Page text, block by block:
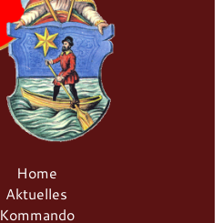
Home
Aktuelles
Kommando